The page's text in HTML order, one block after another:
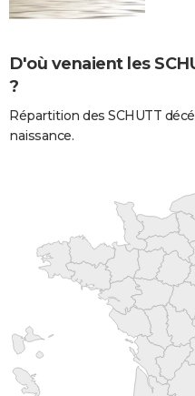
D'où venaient les
?
Répartition des SCHUTT
naissance.